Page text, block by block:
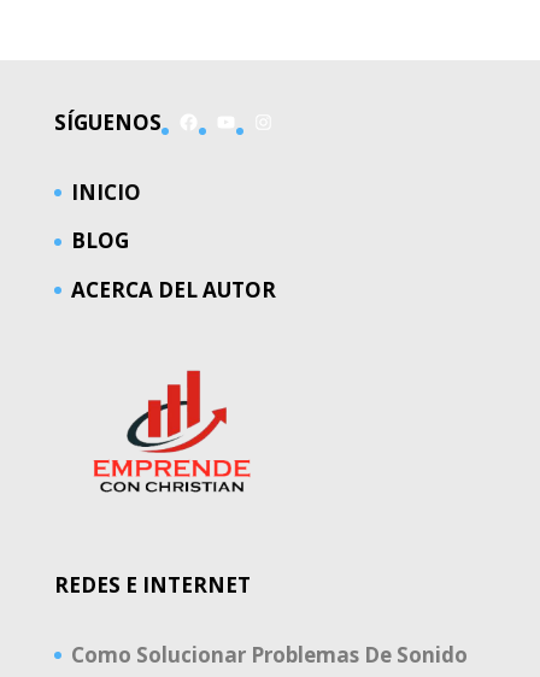
SÍGUENOS
INICIO
BLOG
ACERCA DEL AUTOR
REDES E INTERNET
Como Solucionar Problemas De Sonido